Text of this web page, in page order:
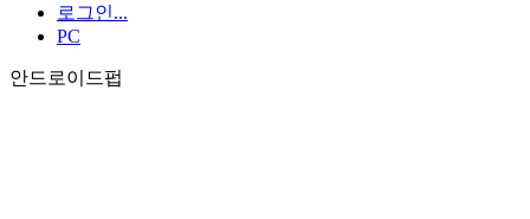
로그인...
PC
안드로이드펍